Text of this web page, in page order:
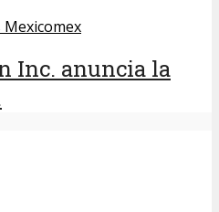
Inc. anuncia la